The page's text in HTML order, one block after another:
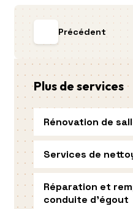
Précédent
Plus de services
Rénovation de
Services de
Réparation et
conduite d'égout